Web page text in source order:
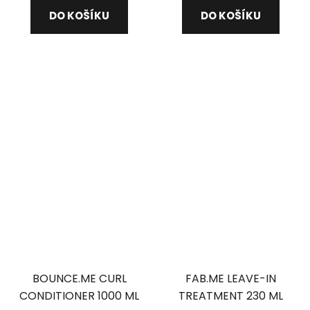
z
DO KOŠÍKU DO KOŠÍKU
BOUNCE.ME CURL
CONDITIONER 1000 ML
FAB.ME LEAVE-IN
TREATMENT 230 ML